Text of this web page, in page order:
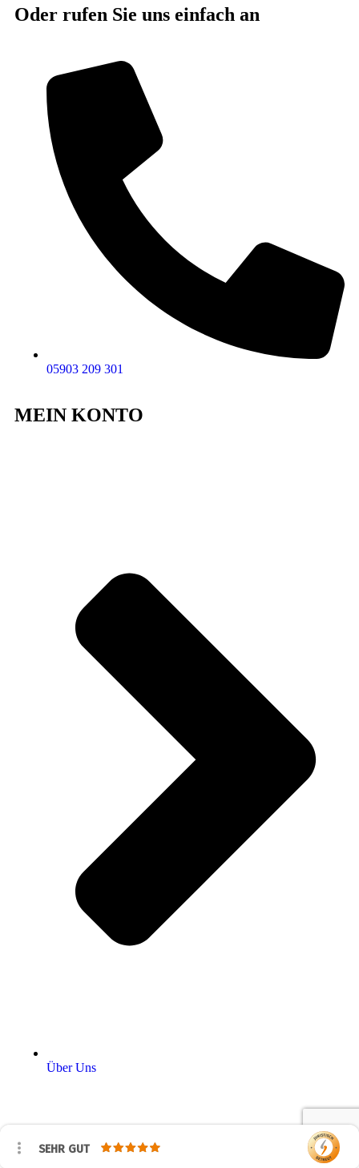
Oder rufen Sie uns einfach an
05903 209 301
MEIN KONTO
Über Uns
SEHR GUT